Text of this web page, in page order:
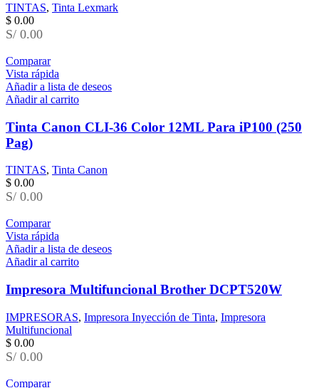
TINTAS, Tinta Lexmark
$ 0.00
S/ 0.00
Comparar
Vista rápida
Añadir a lista de deseos
Añadir al carrito
Tinta Canon CLI-36 Color 12ML Para iP100 (250
Pag)
TINTAS, Tinta Canon
$ 0.00
S/ 0.00
Comparar
Vista rápida
Añadir a lista de deseos
Añadir al carrito
Impresora Multifuncional Brother DCPT520W
IMPRESORAS, Impresora Inyección de Tinta, Impresora
Multifuncional
$ 0.00
S/ 0.00
Comparar